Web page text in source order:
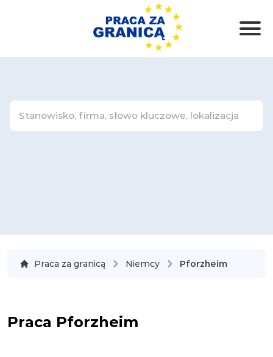
Praca za granicą Niemcy Pforzheim
Praca Pforzheim